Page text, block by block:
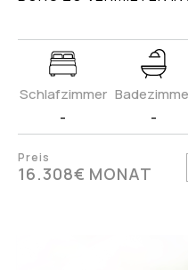
Schlafzimmer
- -
Preis
16.308€ MONAT